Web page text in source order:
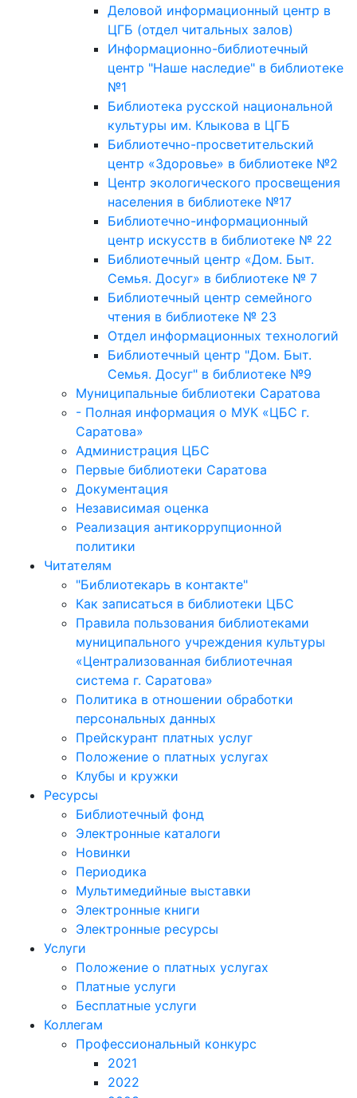
Деловой информационный центр в
ЦГБ (отдел читальных залов)
Информационно-библиотечный
центр "Наше наследие" в библиотеке
№1
Библиотека русской национальной
культуры им. Клыкова в ЦГБ
Библиотечно-просветительский
центр «Здоровье» в библиотеке №2
Центр экологического просвещения
населения в библиотеке №17
Библиотечно-информационный
центр искусств в библиотеке № 22
Библиотечный центр «Дом. Быт.
Семья. Досуг» в библиотеке № 7
Библиотечный центр семейного
чтения в библиотеке № 23
Отдел информационных технологий
Библиотечный центр "Дом. Быт.
Семья. Досуг" в библиотеке №9
Муниципальные библиотеки Саратова
- Полная информация о МУК «ЦБС г.
Саратова»
Администрация ЦБС
Первые библиотеки Саратова
Документация
Независимая оценка
Реализация антикоррупционной
политики
Читателям
"Библиотекарь в контакте"
Как записаться в библиотеки ЦБС
Правила пользования библиотеками
муниципального учреждения культуры
«Централизованная библиотечная
система г. Саратова»
Политика в отношении обработки
персональных данных
Прейскурант платных услуг
Положение о платных услугах
Клубы и кружки
Ресурсы
Библиотечный фонд
Электронные каталоги
Новинки
Периодика
Мультимедийные выставки
Электронные книги
Электронные ресурсы
Услуги
Положение о платных услугах
Платные услуги
Бесплатные услуги
Коллегам
Профессиональный конкурс
2021
2022